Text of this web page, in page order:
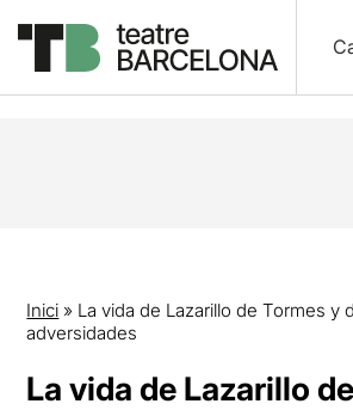
Inici » La vida de Lazarillo de Tormes y
adversidades
La vida de Lazarillo